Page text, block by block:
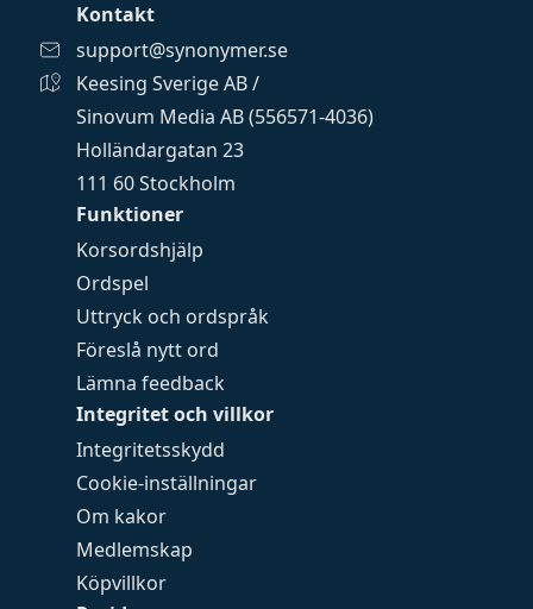
Funktioner
Korsordshjälp
Ordspel
Uttryck och ordspråk
Föreslå nytt ord
Lämna feedback
Integritet och villkor
Integritetsskydd
Cookie-inställningar
Om kakor
Medlemskap
Köpvillkor
Kontakt
support@synonymer.se
Keesing Sverige AB /
Sinovum Media AB (556571-4036)
Holländargatan 23
111 60 Stockholm